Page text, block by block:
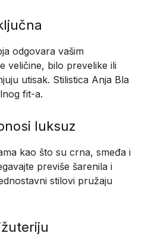
odgovara vašim
veličine, bilo prevelike ili
utisak. Stilistica Anja Bla
fit-a.
luksuz
kao što su crna, smeđa i
previše šarenila i
stilovi pružaju